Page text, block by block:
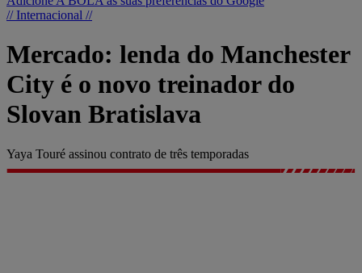
// Internacional //
Mercado: lenda do Manchester
City é o novo treinador do
Slovan Bratislava
Yaya Touré assinou contrato de três temporadas